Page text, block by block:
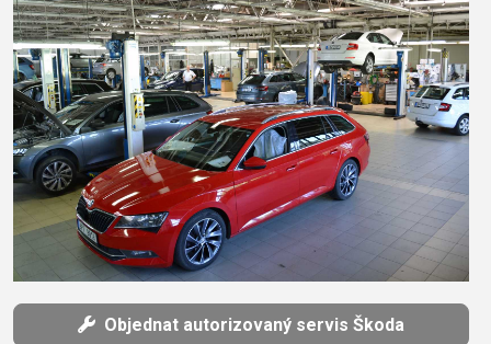
Objednat autorizovaný servis Škoda